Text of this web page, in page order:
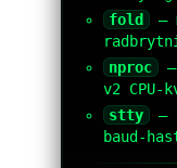
fold —
nproc —
v2 CPU-
stty —
baud-